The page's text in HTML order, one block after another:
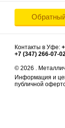
Контакты в Уфе:
+7 (347) 266-07-
© 2026 .
Информация и
публичной